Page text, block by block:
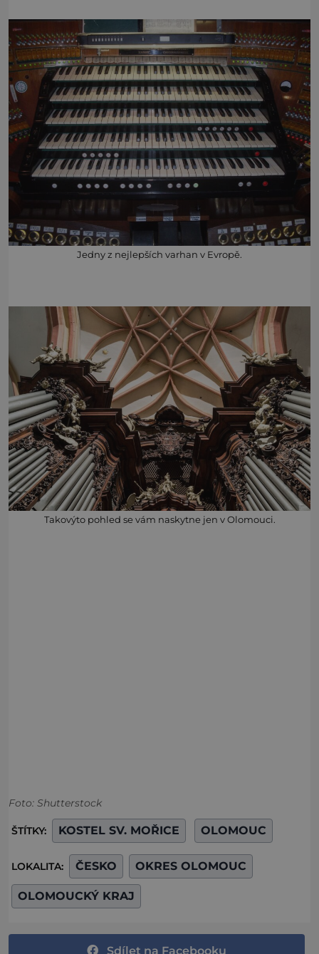
Jedny z nejlepších varhan v Evropě.
Takovýto pohled se vám naskytne jen v Olomouci.
Foto: Shutterstock
ŠTÍTKY: KOSTEL SV. MOŘICE OLOMOUC
LOKALITA: ČESKO OKRES OLOMOUC
OLOMOUCKÝ KRAJ
Sdílet na Facebooku